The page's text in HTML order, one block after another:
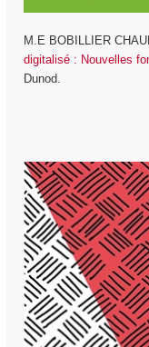
M.E BOBILLIER
digitalisé : Nouvelles
Dunod.